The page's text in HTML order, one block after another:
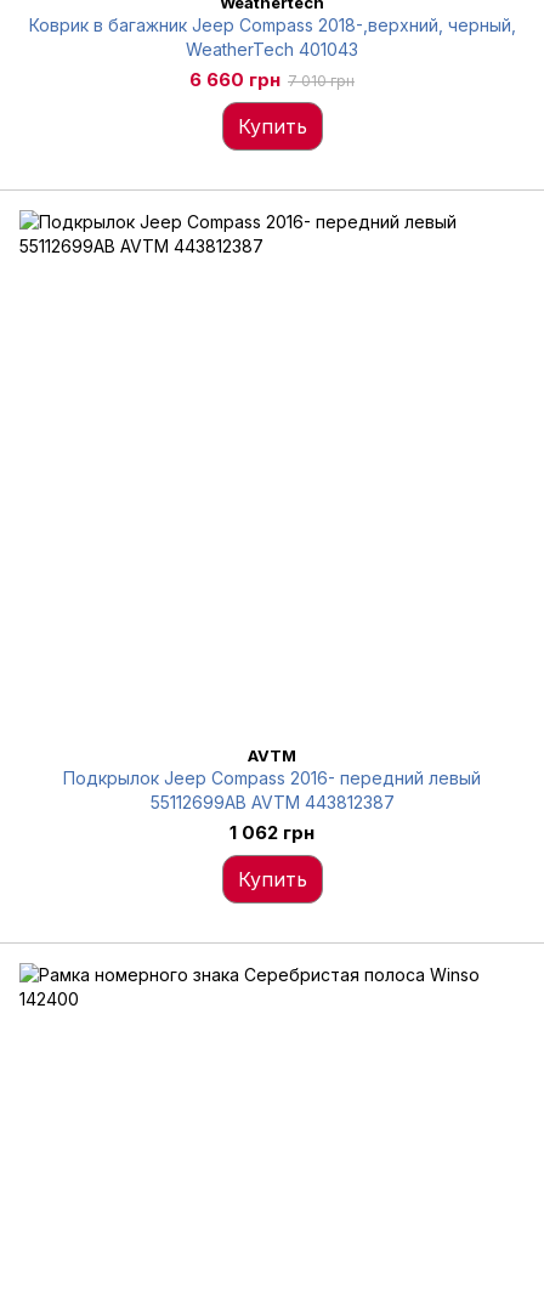
Коврик в багажник Jeep Compass 2018-,верхний, черный,
WeatherTech 401043
6 660 грн 7 010 грн
Купить
AVTM
Подкрылок Jeep Compass 2016- передний левый
55112699AB AVTM 443812387
1 062 грн
Купить